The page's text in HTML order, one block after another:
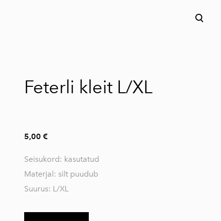
Feterli kleit L/XL
5,00 €
Seisukord: kasutatud
Materjal: silt puudub
Suurus: L/XL